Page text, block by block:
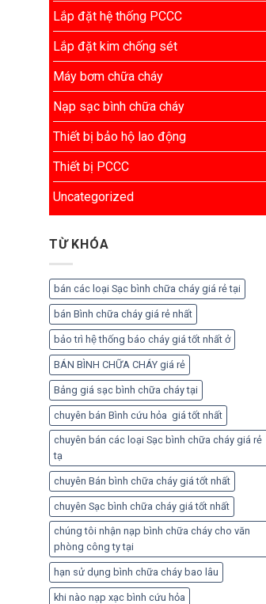
Lắp đặt hệ thống PCCC
Lắp đặt kim chống sét
Máy bơm chữa cháy
Nạp sạc bình chữa cháy
Thiết bị bảo hộ lao động
Thiết bị PCCC
Uncategorized
TỪ KHÓA
bán các loại Sạc bình chữa cháy giá rẻ tại
bán Bình chữa cháy giá rẻ nhất
bảo trì hệ thống báo cháy giá tốt nhất ở
BÁN BÌNH CHỮA CHÁY giá rẻ
Bảng giá sạc bình chữa cháy tại
chuyên bán Bình cứu hỏa giá tốt nhất
chuyên bán các loại Sạc bình chữa cháy giá rẻ
tạ
chuyên Bán bình chữa cháy giá tốt nhất
chuyên Sạc bình chữa cháy giá tốt nhất
chúng tôi nhận nạp bình chữa cháy cho văn
phòng công ty tại
hạn sử dụng bình chữa cháy bao lâu
khi nào nạp xạc bình cứu hỏa